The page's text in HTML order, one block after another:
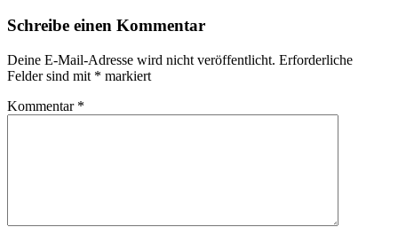
Schreibe einen Kommentar
Deine E-Mail-Adresse wird nicht veröffentlicht. Erforderliche
Felder sind mit * markiert
Kommentar *